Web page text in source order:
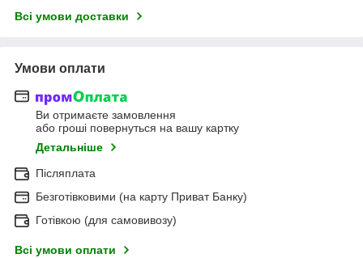
Всі умови доставки
Умови оплати
Ви отримаєте замовлення
або гроші повернуться на вашу картку
Детальніше
Післяплата
Безготівковими (на карту Приват Банку)
Готівкою (для самовивозу)
Всі умови оплати